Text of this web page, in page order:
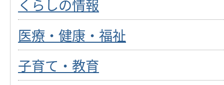
くらしの情報
医療・健康・福祉
子育て・教育